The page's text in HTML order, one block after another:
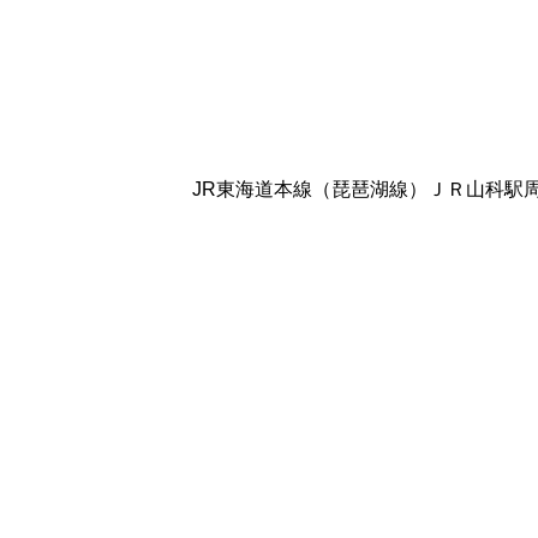
JR東海道本線（琵琶湖線）ＪＲ山科駅